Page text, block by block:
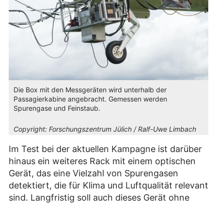
Die Box mit den Messgeräten wird unterhalb der
Passagierkabine angebracht. Gemessen werden
Spurengase und Feinstaub.
Copyright: Forschungszentrum Jülich / Ralf-Uwe Limbach
Im Test bei der aktuellen Kampagne ist darüber
hinaus ein weiteres Rack mit einem optischen
Gerät, das eine Vielzahl von Spurengasen
detektiert, die für Klima und Luftqualität relevant
sind. Langfristig soll auch dieses Gerät ohne